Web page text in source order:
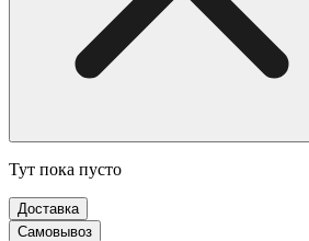
Тут пока пусто
Доставка
Самовывоз